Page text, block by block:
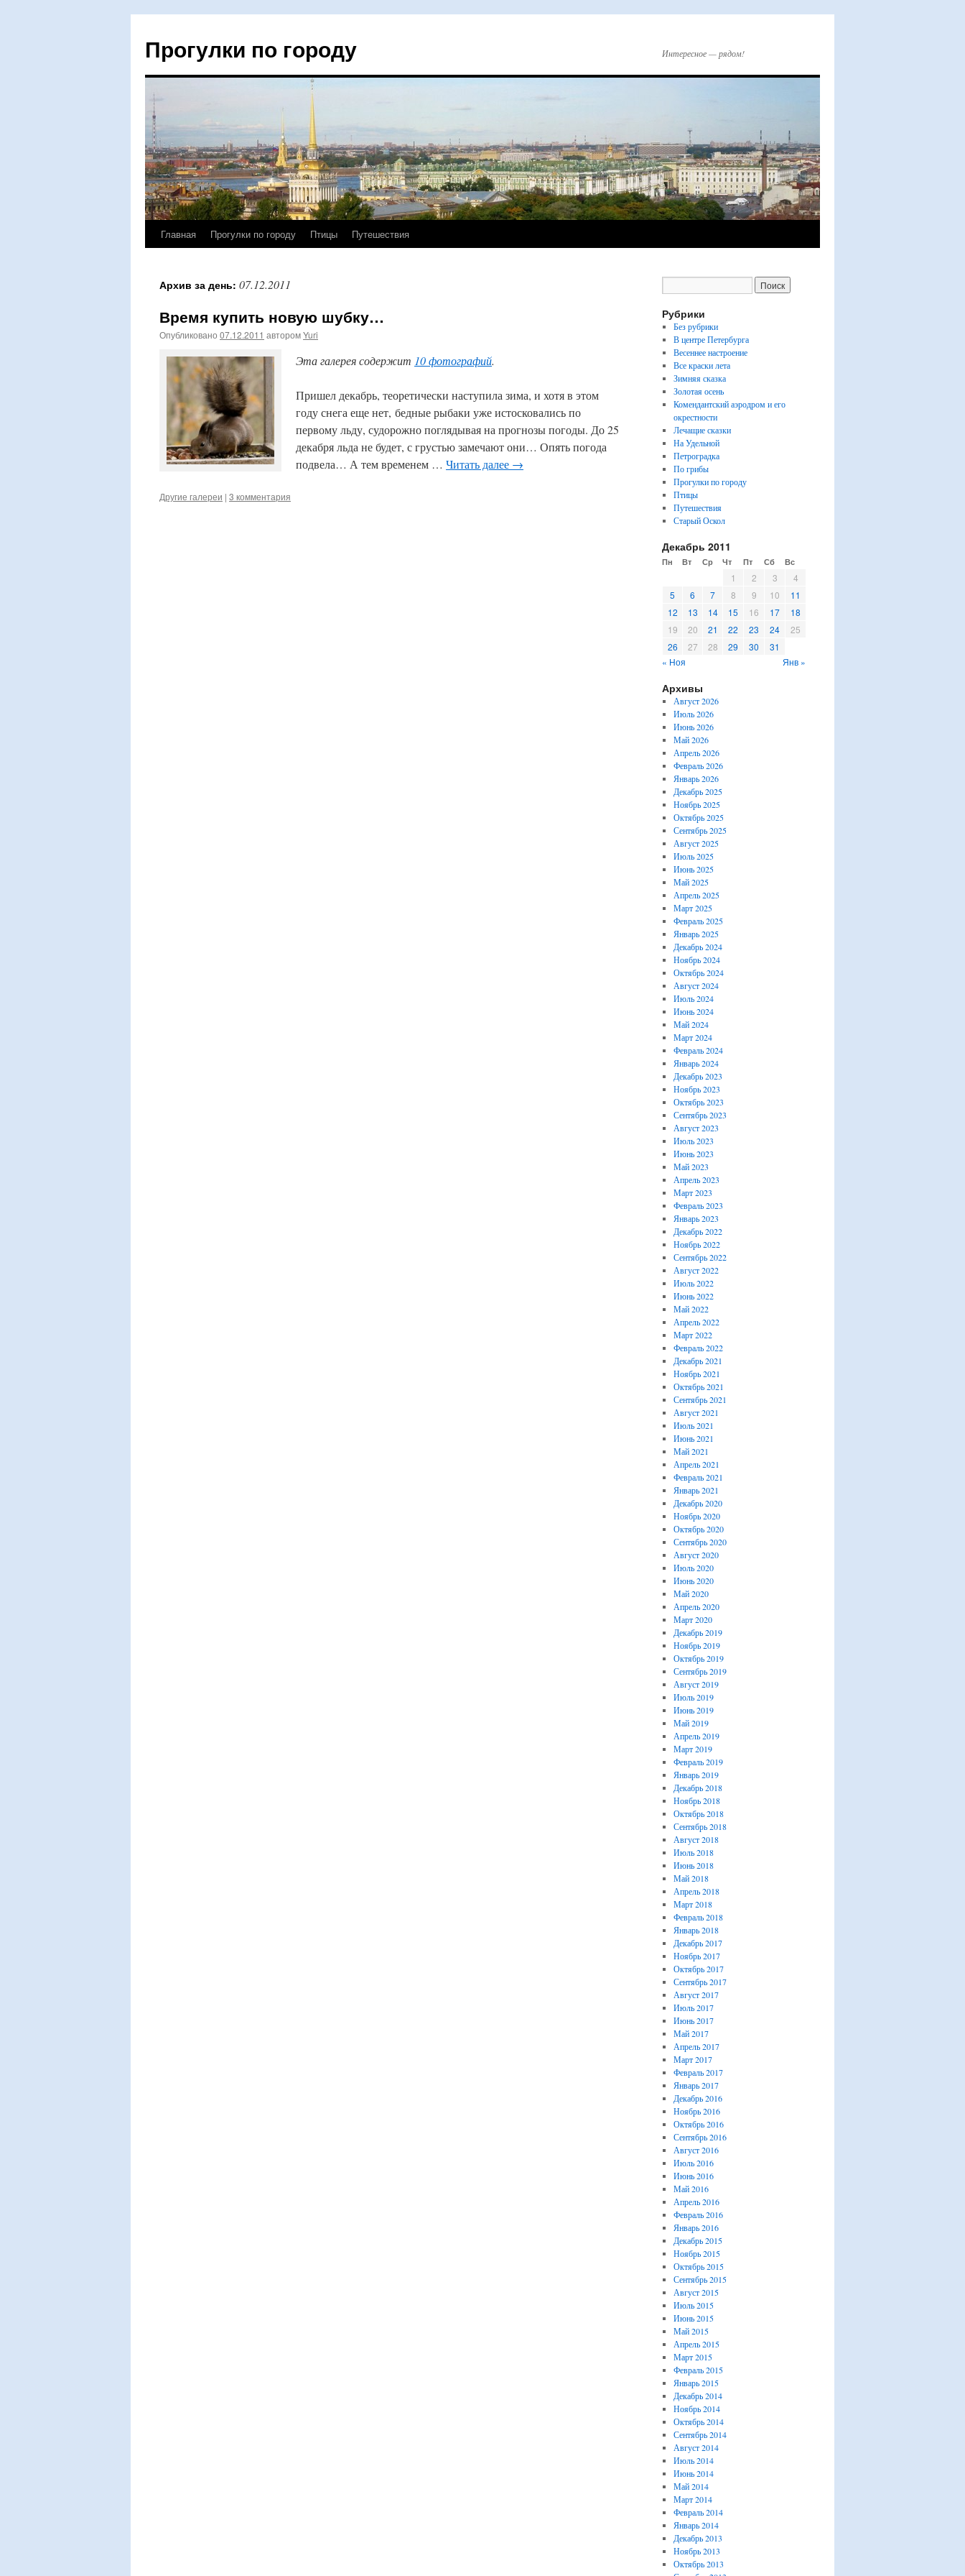
Прогулки по городу Интересное — рядом!
Перейти
содержимому
Главная Прогулки по городу Птицы Путешествия
Архив за день: 07.12.2011
Время купить новую шубку…
Опубликовано 07.12.2011 авторомYuri
Эта галерея содержит 10 фотографий.
Пришел декабрь, теоретически наступила зима, и хотя в этом
году снега еще нет, бедные рыбаки уже истосковались по
первому льду, судорожно поглядывая на прогнозы погоды. До 25
декабря льда не будет, с грустью замечают они… Опять погода
подвела… А тем временем … Читать далее →
Другие галереи | 3 комментария
Рубрики
Без рубрики
В центре Петербурга
Весеннее настроение
Все краски лета
Зимняя сказка
Золотая осень
Комендантский аэродром и его
окрестности
Лечащие сказки
На Удельной
Петроградка
По грибы
Прогулки по городу
Птицы
Путешествия
Старый Оскол
Декабрь 2011
Пн Вт Ср Чт Пт Сб Вс
« Ноя Янв »
1 2 3
4
5
6 7 8 9 10
11
12
13 14 15 16 17
18
19
20 21 22 23 24
25
26
27 28 29 30 31
Архивы
Август 2026
Июль 2026
Июнь 2026
Май 2026
Апрель 2026
Февраль 2026
Январь 2026
Декабрь 2025
Ноябрь 2025
Октябрь 2025
Сентябрь 2025
Август 2025
Июль 2025
Июнь 2025
Май 2025
Апрель 2025
Март 2025
Февраль 2025
Январь 2025
Декабрь 2024
Ноябрь 2024
Октябрь 2024
Август 2024
Июль 2024
Июнь 2024
Май 2024
Март 2024
Февраль 2024
Январь 2024
Декабрь 2023
Ноябрь 2023
Октябрь 2023
Сентябрь 2023
Август 2023
Июль 2023
Июнь 2023
Май 2023
Апрель 2023
Март 2023
Февраль 2023
Январь 2023
Декабрь 2022
Ноябрь 2022
Сентябрь 2022
Август 2022
Июль 2022
Июнь 2022
Май 2022
Апрель 2022
Март 2022
Февраль 2022
Декабрь 2021
Ноябрь 2021
Октябрь 2021
Сентябрь 2021
Август 2021
Июль 2021
Июнь 2021
Май 2021
Апрель 2021
Февраль 2021
Январь 2021
Декабрь 2020
Ноябрь 2020
Октябрь 2020
Сентябрь 2020
Август 2020
Июль 2020
Июнь 2020
Май 2020
Апрель 2020
Март 2020
Декабрь 2019
Ноябрь 2019
Октябрь 2019
Сентябрь 2019
Август 2019
Июль 2019
Июнь 2019
Май 2019
Апрель 2019
Март 2019
Февраль 2019
Январь 2019
Декабрь 2018
Ноябрь 2018
Октябрь 2018
Сентябрь 2018
Август 2018
Июль 2018
Июнь 2018
Май 2018
Апрель 2018
Март 2018
Февраль 2018
Январь 2018
Декабрь 2017
Ноябрь 2017
Октябрь 2017
Сентябрь 2017
Август 2017
Июль 2017
Июнь 2017
Май 2017
Апрель 2017
Март 2017
Февраль 2017
Январь 2017
Декабрь 2016
Ноябрь 2016
Октябрь 2016
Сентябрь 2016
Август 2016
Июль 2016
Июнь 2016
Май 2016
Апрель 2016
Февраль 2016
Январь 2016
Декабрь 2015
Ноябрь 2015
Октябрь 2015
Сентябрь 2015
Август 2015
Июль 2015
Июнь 2015
Май 2015
Апрель 2015
Март 2015
Февраль 2015
Январь 2015
Декабрь 2014
Ноябрь 2014
Октябрь 2014
Сентябрь 2014
Август 2014
Июль 2014
Июнь 2014
Май 2014
Март 2014
Февраль 2014
Январь 2014
Декабрь 2013
Ноябрь 2013
Октябрь 2013